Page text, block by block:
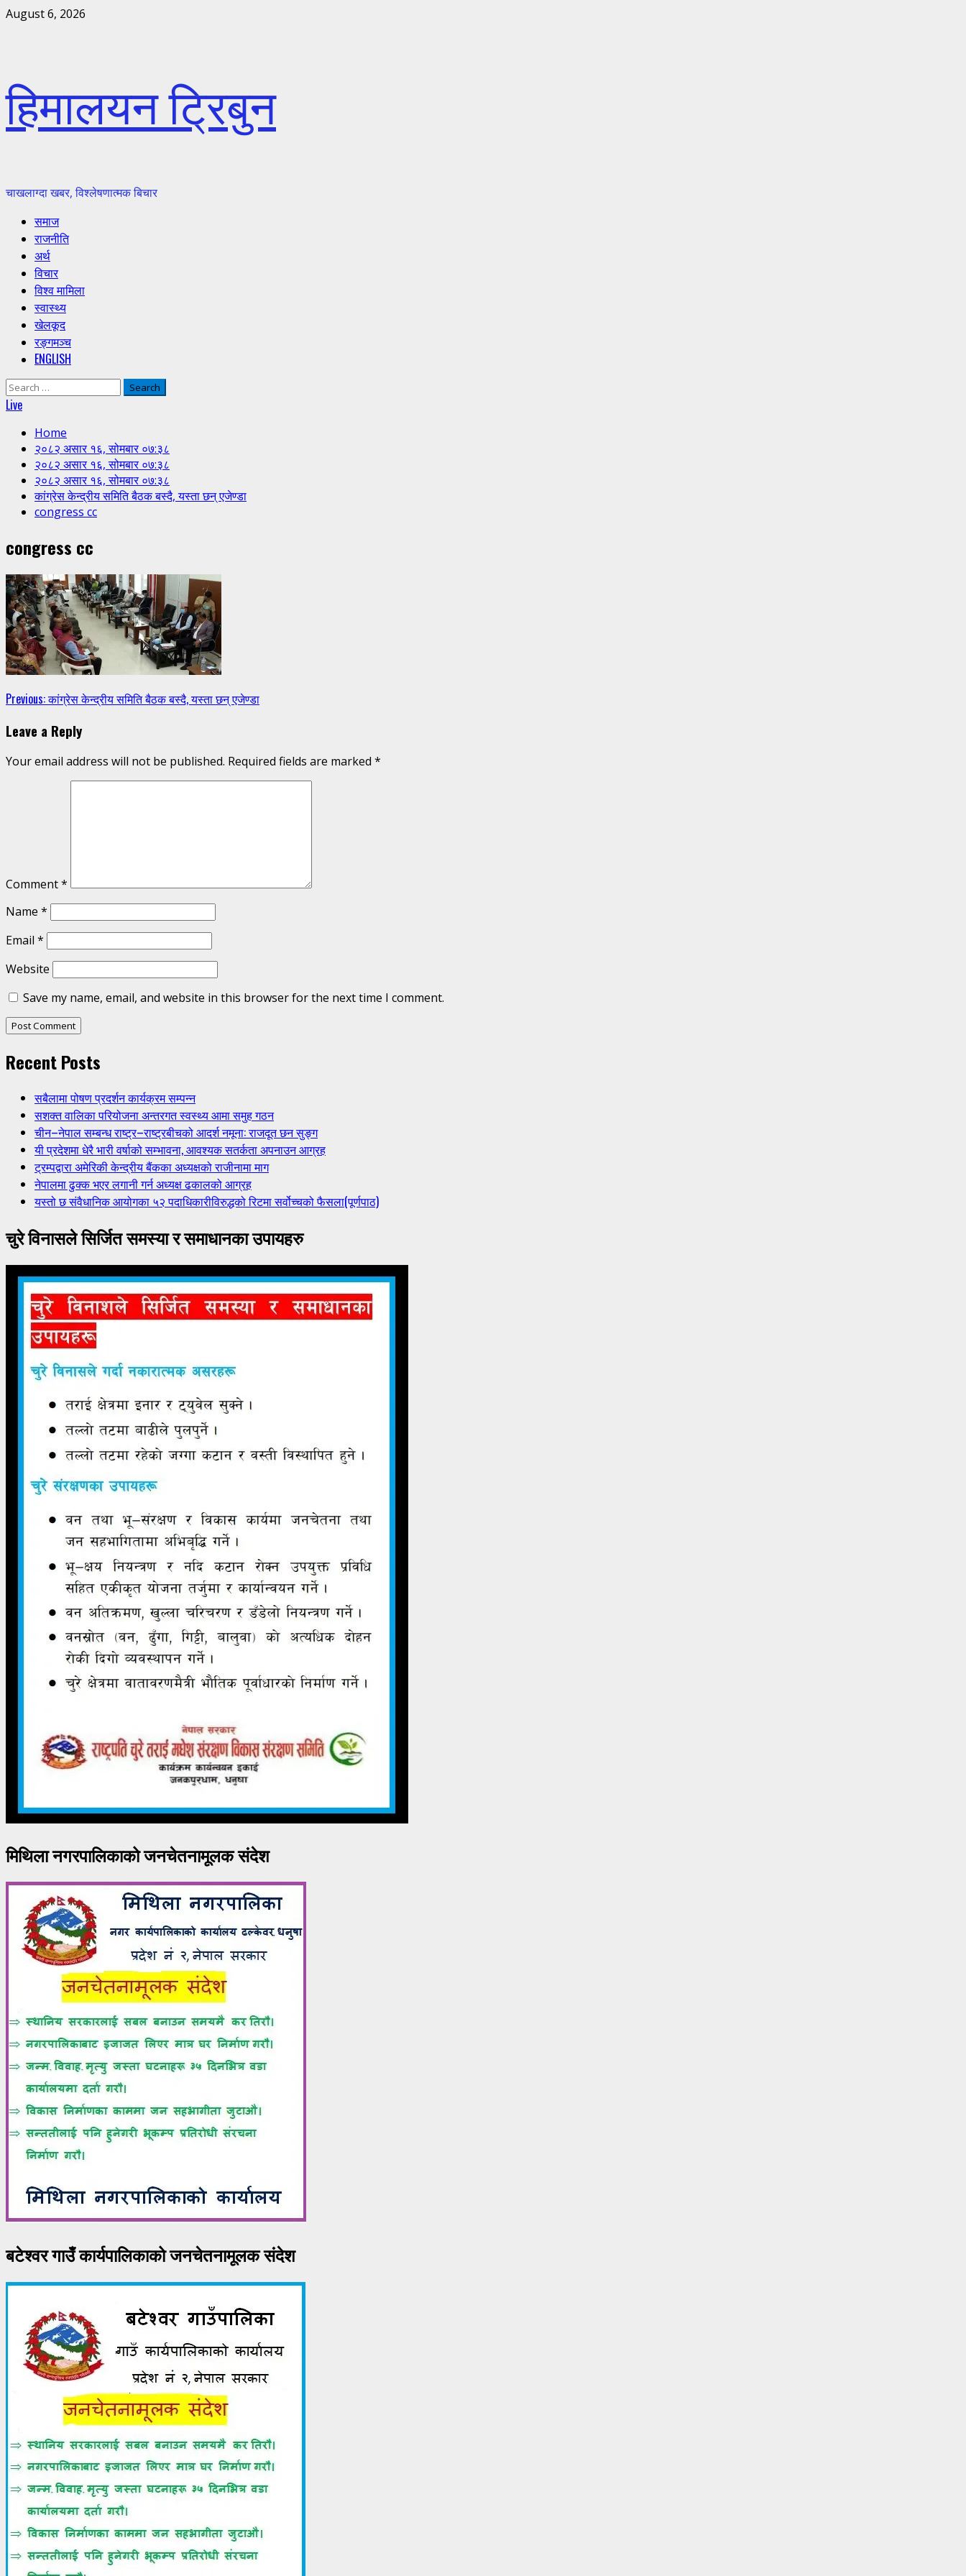
Skip
August 6, 2026
हिमालयन ट्रिबुन
चाखलाग्दा खबर, विश्लेषणात्मक बिचार
Primary
Menu
समाज
राजनीति
अर्थ
विचार
विश्व मामिला
स्वास्थ्य
खेलकूद
रङ्गमञ्च
ENGLISH
Search
for:
Live
Home
२०८२ असार १६, सोमबार ०७:३८
२०८२ असार १६, सोमबार ०७:३८
२०८२ असार १६, सोमबार ०७:३८
कांग्रेस केन्द्रीय समिति बैठक बस्दै, यस्ता छन् एजेण्डा
congress cc
congress cc
Continue
Reading
Previous:कांग्रेस केन्द्रीय समिति बैठक बस्दै, यस्ता छन् एजेण्डा
Leave a Reply
Your email address will not be published. Required fields are marked *
Comment*
Name *
Email *
Website
Save my name, email, and website in this browser for the next time I comment.
Recent Posts
सबैलामा पोषण प्रदर्शन कार्यक्रम सम्पन्न
सशक्त वालिका परियोजना अन्तरगत स्वस्थ्य आमा समुह गठन
चीन–नेपाल सम्बन्ध राष्ट्र–राष्ट्रबीचको आदर्श नमूना: राजदूत छन सुङ्ग
यी प्रदेशमा धेरै भारी वर्षाको सम्भावना, आवश्यक सतर्कता अपनाउन आग्रह
ट्रम्पद्वारा अमेरिकी केन्द्रीय बैंकका अध्यक्षको राजीनामा माग
नेपालमा ढुक्क भएर लगानी गर्न अध्यक्ष ढकालको आग्रह
यस्तो छ संवैधानिक आयोगका ५२ पदाधिकारीविरुद्धको रिटमा सर्वोच्चको फैसला(पूर्णपाठ)
चुरे विनासले सिर्जित समस्या र समाधानका उपायहरु
मिथिला नगरपालिकाको जनचेतनामूलक संदेश
बटेश्वर गाउँ कार्यपालिकाको जनचेतनामूलक संदेश